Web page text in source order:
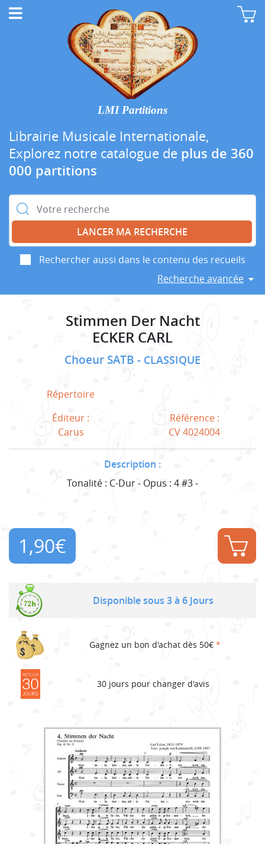
LMI Partitions
Librairie Musicale Internationale,
Explorez notre catalogue de plus de 360
000 partitions
Rechercher :
Rechercher aussi dans le contenu des recueils
Recherche avancée
Stimmen Der Nacht
ECKER CARL
Choeur SATB CLASSIQUE
Répertoire
Éditeur :
Carus
Référence :
CV 4024004
Description :
Tonalité : C-Dur - Opus : 4 #3 -
1,90€
Disponible sous 3 à 6 Jours
Gagnez un bon d'achat dès 50€ *
30 jours pour changer d'avis